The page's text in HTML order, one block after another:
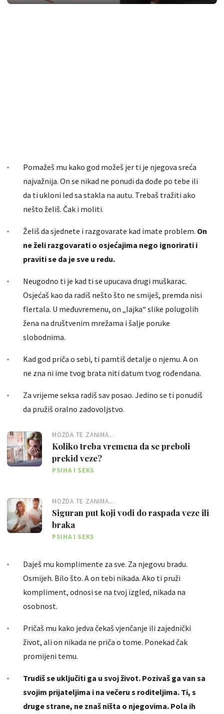
Pomažeš mu kako god možeš jer ti je njegova sreća
najvažnija. On se nikad ne ponudi da dođe po tebe ili
da ti ukloni led sa stakla na autu. Trebaš tražiti ako
nešto želiš. Čak i moliti.
Želiš da sjednete i razgovarate kad imate problem. On
ne želi razgovarati o osjećajima nego ignorirati i
praviti se da je sve u redu.
Neugodno ti je kad ti se upucava drugi muškarac.
Osjećaš kao da radiš nešto što ne smiješ, premda nisi
flertala. U međuvremenu, on „lajka“ slike polugolih
žena na društvenim mrežama i šalje poruke
slobodnima.
Kad god priča o sebi, ti pamtiš detalje o njemu. A on
ne zna ni ime tvog brata niti datum tvog rođendana.
Za vrijeme seksa radiš sav posao. Jedino se ti ponudiš
da pružiš oralno zadovoljstvo.
MOŽDA TE ZANIMA...
Koliko treba vremena da se preboli
prekid veze?
PSIHA I SEKS
MOŽDA TE ZANIMA...
Siguran put koji vodi do raspada veze ili
braka
PSIHA I SEKS
Daješ mu komplimente za sve. Za njegovu bradu.
Osmijeh. Bilo što. A on tebi nikada. Ako ti pruži
kompliment, odnosi se na tvoj izgled, nikada na
osobnost.
Pričaš mu kako jedva čekaš vjenčanje ili zajednički
život, ali on nikada ne priča o tome. Ponekad čak
promijeni temu.
Trudiš se uključiti ga u svoj život. Pozivaš ga van sa
svojim prijateljima i na večeru s roditeljima. Ti, s
druge strane, ne znaš ništa o njegovima. Pola ih